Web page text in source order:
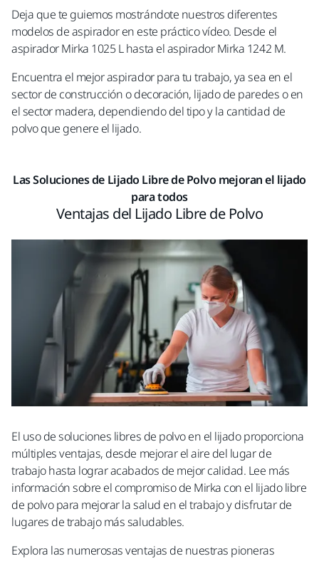
Deja que te guiemos mostrándote nuestros diferentes
modelos de aspirador en este práctico vídeo. Desde el
aspirador Mirka 1025 L hasta el aspirador Mirka 1242 M.
Encuentra el mejor aspirador para tu trabajo, ya sea en el
sector de construcción o decoración, lijado de paredes o en
el sector madera, dependiendo del tipo y la cantidad de
polvo que genere el lijado.
Las Soluciones de Lijado Libre de Polvo mejoran el lijado
para todos
Ventajas del Lijado Libre de Polvo
El uso de soluciones libres de polvo en el lijado proporciona
múltiples ventajas, desde mejorar el aire del lugar de
trabajo hasta lograr acabados de mejor calidad. Lee más
información sobre el compromiso de Mirka con el lijado libre
de polvo para mejorar la salud en el trabajo y disfrutar de
lugares de trabajo más saludables.
Explora las numerosas ventajas de nuestras pioneras